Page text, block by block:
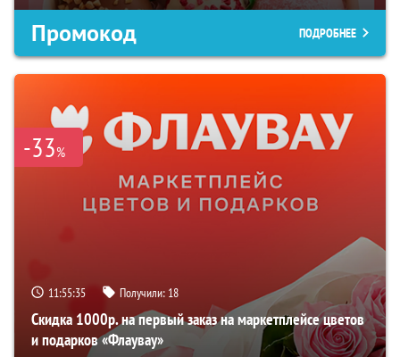
Промокод ПОДРОБНЕЕ
-33%
11:55:34 Получили: 18
Скидка 1000р. на первый заказ на маркетплейсе цветов
и подарков «Флаувау»